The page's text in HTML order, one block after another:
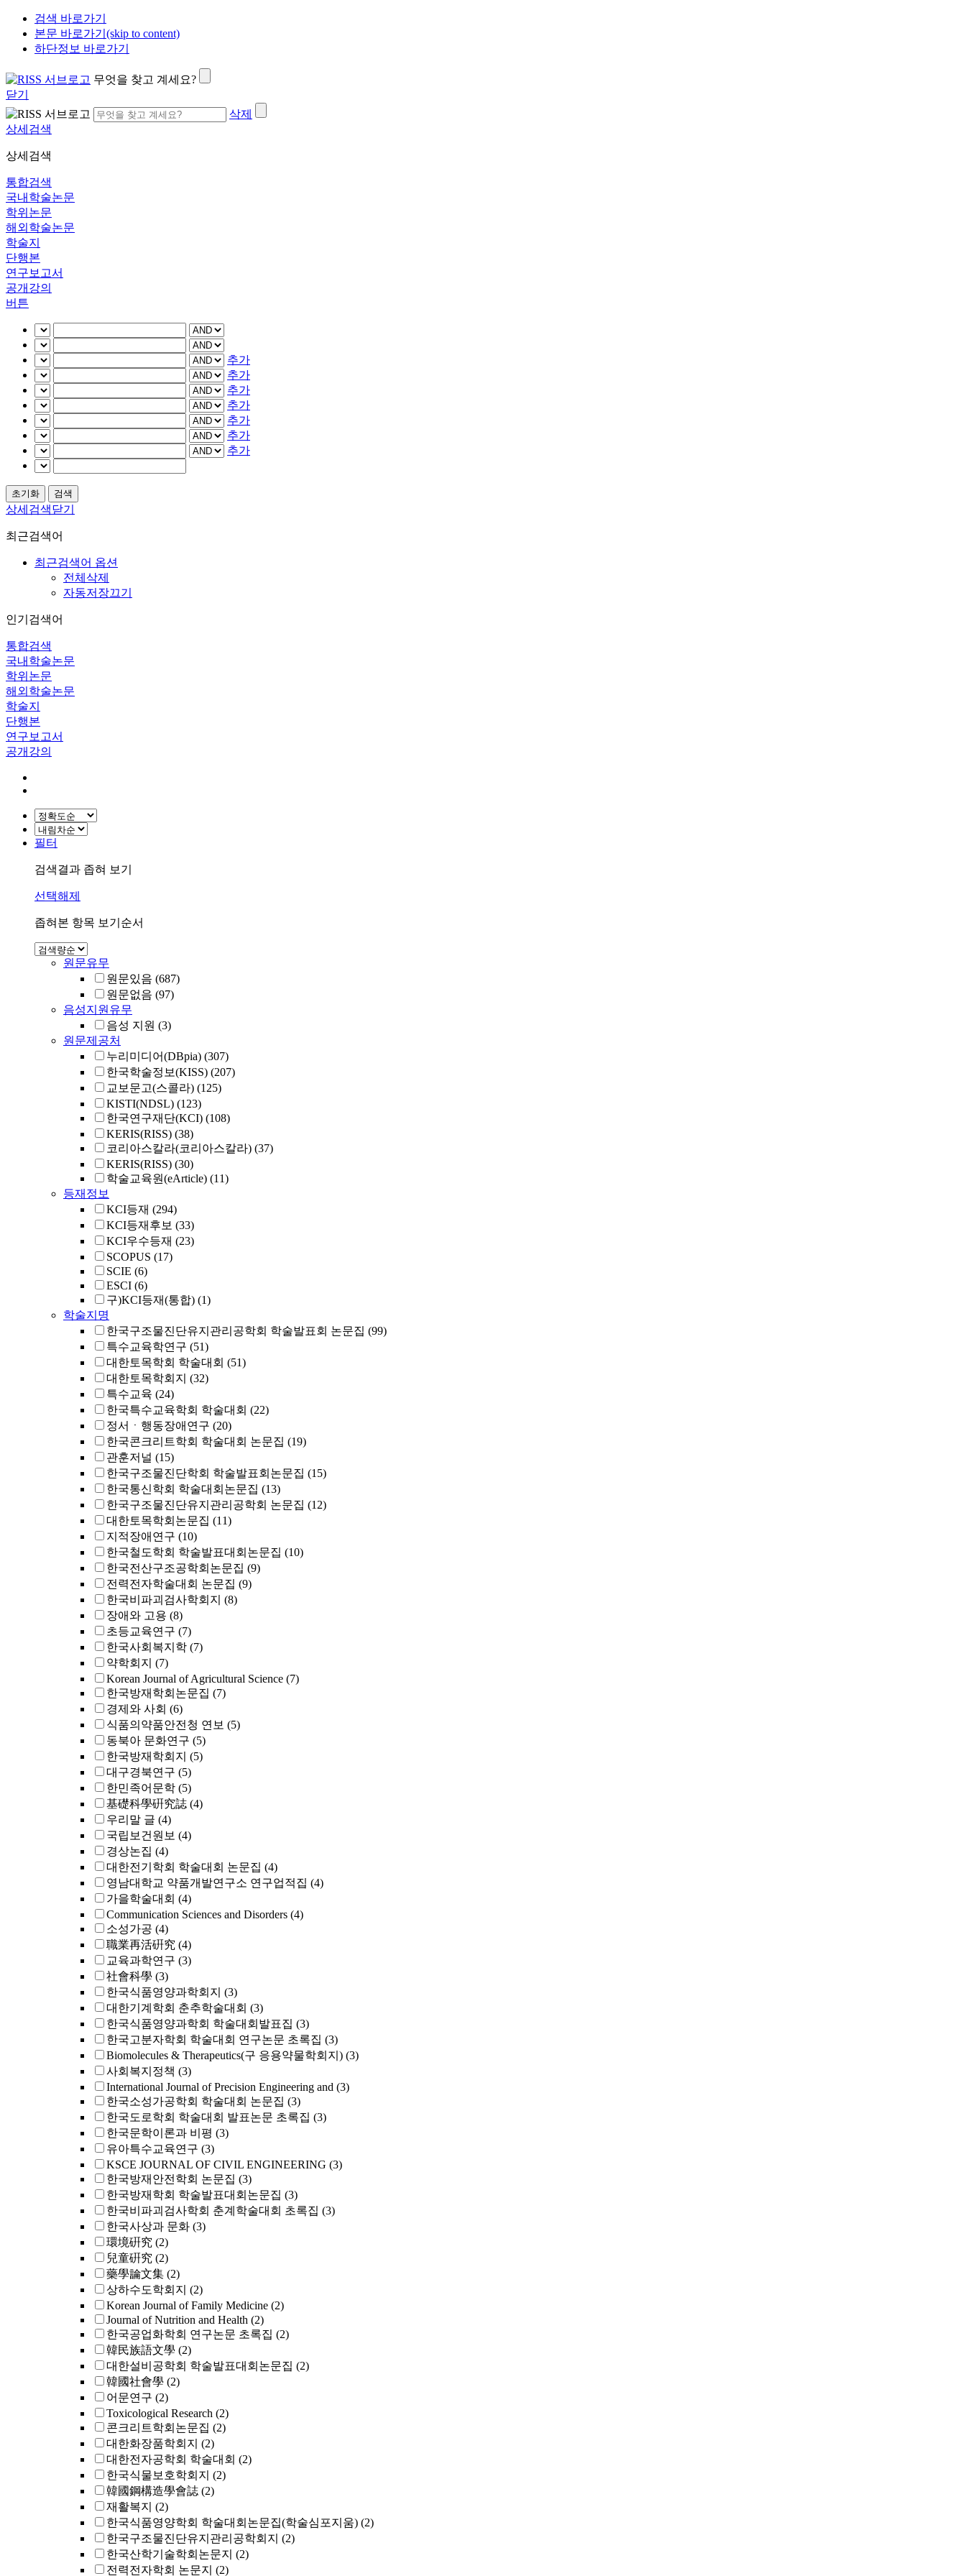
검색 바로가기
본문 바로가기(skip to content)
하단정보 바로가기
무엇을 찾고 계세요?
닫기
삭제
상세검색
상세검색
통합검색
국내학술논문
학위논문
해외학술논문
학술지
단행본
연구보고서
공개강의
버튼
추가
추가
추가
추가
추가
추가
추가
상세검색닫기
최근검색어
최근검색어 옵션
전체삭제
자동저장끄기
인기검색어
통합검색
국내학술논문
학위논문
해외학술논문
학술지
단행본
연구보고서
공개강의
필터
검색결과 좁혀 보기
선택해제
좁혀본 항목 보기순서
원문유무
원문있음 (687)
원문없음 (97)
음성지원유무
음성 지원 (3)
원문제공처
누리미디어(DBpia) (307)
한국학술정보(KISS) (207)
교보문고(스콜라) (125)
KISTI(NDSL) (123)
한국연구재단(KCI) (108)
KERIS(RISS) (38)
코리아스칼라(코리아스칼라) (37)
KERIS(RISS) (30)
학술교육원(eArticle) (11)
등재정보
KCI등재 (294)
KCI등재후보 (33)
KCI우수등재 (23)
SCOPUS (17)
SCIE (6)
ESCI (6)
구)KCI등재(통합) (1)
학술지명
한국구조물진단유지관리공학회 학술발표회 논문집 (99)
특수교육학연구 (51)
대한토목학회 학술대회 (51)
대한토목학회지 (32)
특수교육 (24)
한국특수교육학회 학술대회 (22)
정서ㆍ행동장애연구 (20)
한국콘크리트학회 학술대회 논문집 (19)
관훈저널 (15)
한국구조물진단학회 학술발표회논문집 (15)
한국통신학회 학술대회논문집 (13)
한국구조물진단유지관리공학회 논문집 (12)
대한토목학회논문집 (11)
지적장애연구 (10)
한국철도학회 학술발표대회논문집 (10)
한국전산구조공학회논문집 (9)
전력전자학술대회 논문집 (9)
한국비파괴검사학회지 (8)
장애와 고용 (8)
초등교육연구 (7)
한국사회복지학 (7)
약학회지 (7)
Korean Journal of Agricultural Science (7)
한국방재학회논문집 (7)
경제와 사회 (6)
식품의약품안전청 연보 (5)
동북아 문화연구 (5)
한국방재학회지 (5)
대구경북연구 (5)
한민족어문학 (5)
基礎科學硏究誌 (4)
우리말 글 (4)
국립보건원보 (4)
경상논집 (4)
대한전기학회 학술대회 논문집 (4)
영남대학교 약품개발연구소 연구업적집 (4)
가을학술대회 (4)
Communication Sciences and Disorders (4)
소성가공 (4)
職業再活硏究 (4)
교육과학연구 (3)
社會科學 (3)
한국식품영양과학회지 (3)
대한기계학회 춘추학술대회 (3)
한국식품영양과학회 학술대회발표집 (3)
한국고분자학회 학술대회 연구논문 초록집 (3)
Biomolecules & Therapeutics(구 응용약물학회지) (3)
사회복지정책 (3)
International Journal of Precision Engineering and (3)
한국소성가공학회 학술대회 논문집 (3)
한국도로학회 학술대회 발표논문 초록집 (3)
한국문학이론과 비평 (3)
유아특수교육연구 (3)
KSCE JOURNAL OF CIVIL ENGINEERING (3)
한국방재안전학회 논문집 (3)
한국방재학회 학술발표대회논문집 (3)
한국비파괴검사학회 춘계학술대회 초록집 (3)
한국사상과 문화 (3)
環境硏究 (2)
兒童硏究 (2)
藥學論文集 (2)
상하수도학회지 (2)
Korean Journal of Family Medicine (2)
Journal of Nutrition and Health (2)
한국공업화학회 연구논문 초록집 (2)
韓民族語文學 (2)
대한설비공학회 학술발표대회논문집 (2)
韓國社會學 (2)
어문연구 (2)
Toxicological Research (2)
콘크리트학회논문집 (2)
대한화장품학회지 (2)
대한전자공학회 학술대회 (2)
한국식물보호학회지 (2)
韓國鋼構造學會誌 (2)
재활복지 (2)
한국식품영양학회 학술대회논문집(학술심포지움) (2)
한국구조물진단유지관리공학회지 (2)
한국산학기술학회논문지 (2)
전력전자학회 논문지 (2)